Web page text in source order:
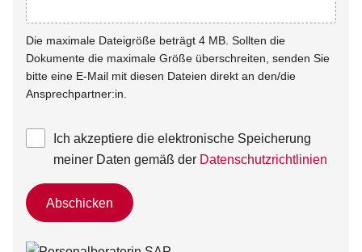
Die maximale Dateigröße beträgt 4 MB. Sollten die
Dokumente die maximale Größe überschreiten, senden Sie
bitte eine E-Mail mit diesen Dateien direkt an den/die
Ansprechpartner:in.
Ich akzeptiere die elektronische Speicherung
meiner Daten gemäß der Datenschutzrichtlinien
Abschicken